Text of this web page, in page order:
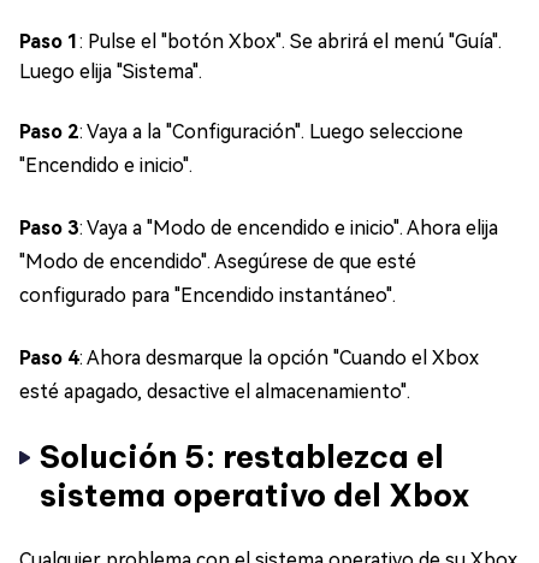
Paso 1: Pulse el "botón Xbox". Se abrirá el menú "Guía".
Luego elija "Sistema".
Paso 2: Vaya a la "Configuración". Luego seleccione
"Encendido e inicio".
Paso 3: Vaya a "Modo de encendido e inicio". Ahora elija
"Modo de encendido". Asegúrese de que esté
configurado para "Encendido instantáneo".
Paso 4: Ahora desmarque la opción "Cuando el Xbox
esté apagado, desactive el almacenamiento".
Solución 5: restablezca el
sistema operativo del Xbox